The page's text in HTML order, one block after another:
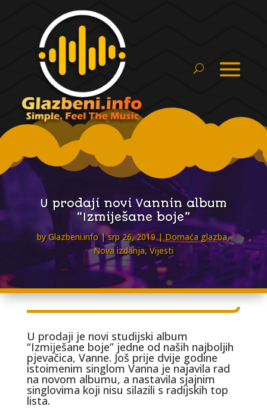
U prodaji novi Vannin album
“Izmiješane boje”
byGlazbeni.info srp 26, 2019 Domaća glazba,
Nova izdanja, Vijesti
U prodaji je novi studijski album
“Izmiješane boje” jedne od naših najboljih
pjevačica, Vanne. Još prije dvije godine
istoimenim singlom Vanna je najavila rad
na novom albumu, a nastavila sjajnim
singlovima koji nisu silazili s radijskih top
lista.